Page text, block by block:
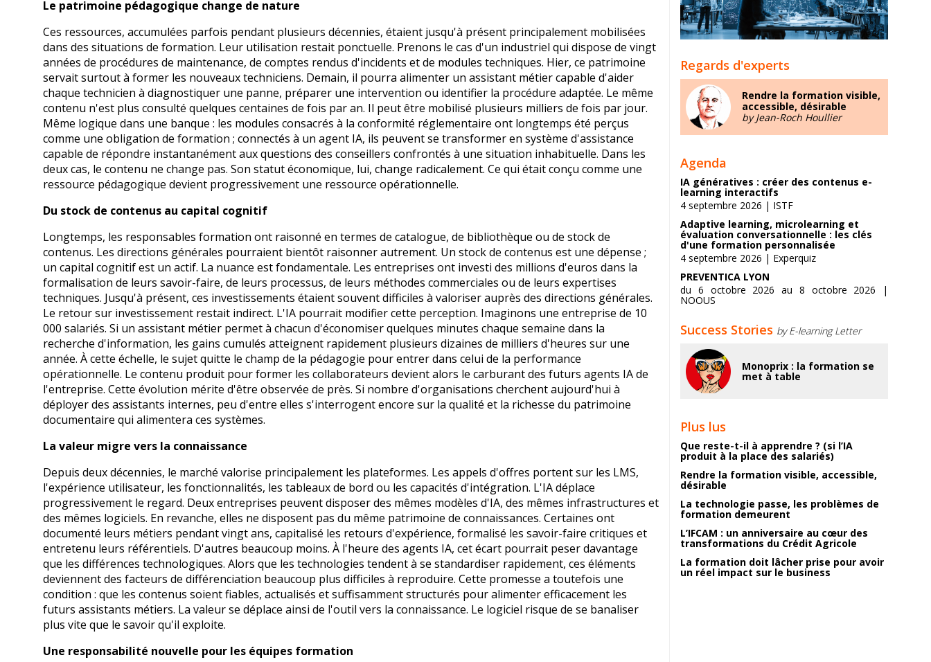
Le patrimoine pédagogique change de nature
Ces ressources, accumulées parfois pendant plusieurs décennies, étaient jusqu'à présent principalement mobilisées
dans des situations de formation. Leur utilisation restait ponctuelle. Prenons le cas d'un industriel qui dispose de vingt
années de procédures de maintenance, de comptes rendus d'incidents et de modules techniques. Hier, ce patrimoine
servait surtout à former les nouveaux techniciens. Demain, il pourra alimenter un assistant métier capable d'aider
chaque technicien à diagnostiquer une panne, préparer une intervention ou identifier la procédure adaptée. Le même
contenu n'est plus consulté quelques centaines de fois par an. Il peut être mobilisé plusieurs milliers de fois par jour.
Même logique dans une banque : les modules consacrés à la conformité réglementaire ont longtemps été perçus
comme une obligation de formation ; connectés à un agent IA, ils peuvent se transformer en système d'assistance
capable de répondre instantanément aux questions des conseillers confrontés à une situation inhabituelle. Dans les
deux cas, le contenu ne change pas. Son statut économique, lui, change radicalement. Ce qui était conçu comme une
ressource pédagogique devient progressivement une ressource opérationnelle.
Du stock de contenus au capital cognitif
Longtemps, les responsables formation ont raisonné en termes de catalogue, de bibliothèque ou de stock de
contenus. Les directions générales pourraient bientôt raisonner autrement. Un stock de contenus est une dépense ;
un capital cognitif est un actif. La nuance est fondamentale. Les entreprises ont investi des millions d'euros dans la
formalisation de leurs savoir-faire, de leurs processus, de leurs méthodes commerciales ou de leurs expertises
techniques. Jusqu'à présent, ces investissements étaient souvent difficiles à valoriser auprès des directions générales.
Le retour sur investissement restait indirect. L'IA pourrait modifier cette perception. Imaginons une entreprise de 10
000 salariés. Si un assistant métier permet à chacun d'économiser quelques minutes chaque semaine dans la
recherche d'information, les gains cumulés atteignent rapidement plusieurs dizaines de milliers d'heures sur une
année. À cette échelle, le sujet quitte le champ de la pédagogie pour entrer dans celui de la performance
opérationnelle. Le contenu produit pour former les collaborateurs devient alors le carburant des futurs agents IA de
l'entreprise. Cette évolution mérite d'être observée de près. Si nombre d'organisations cherchent aujourd'hui à
déployer des assistants internes, peu d'entre elles s'interrogent encore sur la qualité et la richesse du patrimoine
documentaire qui alimentera ces systèmes.
La valeur migre vers la connaissance
Depuis deux décennies, le marché valorise principalement les plateformes. Les appels d'offres portent sur les LMS,
l'expérience utilisateur, les fonctionnalités, les tableaux de bord ou les capacités d'intégration. L'IA déplace
progressivement le regard. Deux entreprises peuvent disposer des mêmes modèles d'IA, des mêmes infrastructures et
des mêmes logiciels. En revanche, elles ne disposent pas du même patrimoine de connaissances. Certaines ont
documenté leurs métiers pendant vingt ans, capitalisé les retours d'expérience, formalisé les savoir-faire critiques et
entretenu leurs référentiels. D'autres beaucoup moins. À l'heure des agents IA, cet écart pourrait peser davantage
que les différences technologiques. Alors que les technologies tendent à se standardiser rapidement, ces éléments
deviennent des facteurs de différenciation beaucoup plus difficiles à reproduire. Cette promesse a toutefois une
condition : que les contenus soient fiables, actualisés et suffisamment structurés pour alimenter efficacement les
futurs assistants métiers. La valeur se déplace ainsi de l'outil vers la connaissance. Le logiciel risque de se banaliser
plus vite que le savoir qu'il exploite.
Une responsabilité nouvelle pour les équipes formation
Regards d'experts
Rendre la formation visible,
accessible, désirable
by Jean-Roch Houllier
Agenda
IA génératives : créer des contenus e-
learning interactifs
4 septembre 2026 | ISTF
Adaptive learning, microlearning et
évaluation conversationnelle : les clés
d'une formation personnalisée
4 septembre 2026 | Experquiz
PREVENTICA LYON
du 6 octobre 2026 au 8 octobre 2026 |
NOOUS
Success Stories by E-learning Letter
Monoprix : la formation se
met à table
Plus lus
Que reste-t-il à apprendre ? (si l’IA
produit à la place des salariés)
Rendre la formation visible, accessible,
désirable
La technologie passe, les problèmes de
formation demeurent
L’IFCAM : un anniversaire au cœur des
transformations du Crédit Agricole
La formation doit lâcher prise pour avoir
un réel impact sur le business